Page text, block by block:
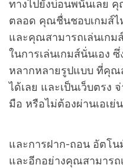
ทางไปยังบ่อนพนันเลย
ตลอด คุณชื่นชอบเกมส์ไ
และคุณสามารถเล่นเกม
ในการเล่นเกมส์นั่นเอง
หลากหลายรูปแบบ ที่คุณ
ได้เลย และเป็นเว็บตรง
มือ หรือไม่ต้องผ่านเอเย่
และการฝาก-ถอน อัตโ
และอีกอย่างคุณสามาร